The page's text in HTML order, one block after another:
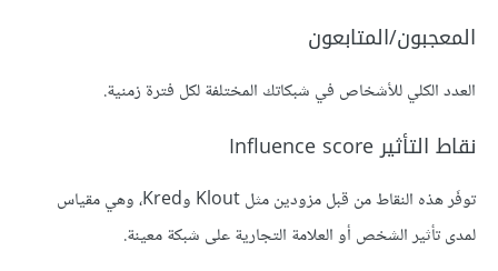
المعجبون/المتابعون
العدد الكلي للأشخاص في شبكاتك المختلفة لكل فترة زمنية.
نقاط التأثير Influence score
توفَر هذه النقاط من قبل مزودين مثل Klout وKred، وهي مقياس
لمدى تأثير الشخص أو العلامة التجارية على شبكة معينة.